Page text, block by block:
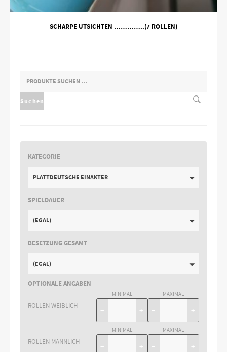
SCHARPE UTSICHTEN …………..(7 ROLLEN)
NACH:
Suchen
KATEGORIE
PLATTDEUTSCHE EINAKTER
SPIELDAUER
(EGAL)
BESETZUNG GESAMT
(EGAL)
OPTIONALE ANGABEN
ROLLEN WEIBLICH
MINIMAL
− +
MAXIMAL
− +
ROLLEN MÄNNLICH
MINIMAL
− +
MAXIMAL
− +